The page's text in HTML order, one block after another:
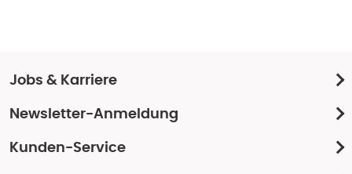
Jobs & Karriere
Newsletter-Anmeldung
Kunden-Service